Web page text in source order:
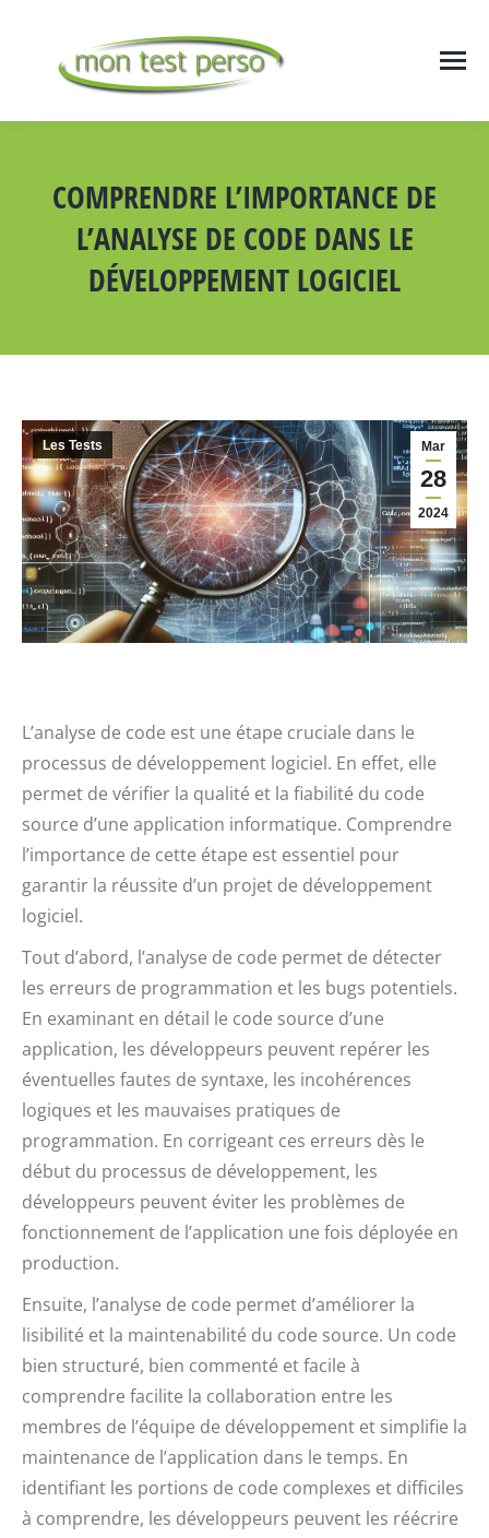
COMPRENDRE L’IMPORTANCE DE
L’ANALYSE DE CODE DANS LE
DÉVELOPPEMENT LOGICIEL
Mar
28
2024
Les Tests
L’analyse de code est une étape cruciale dans le
processus de développement logiciel. En effet, elle
permet de vérifier la qualité et la fiabilité du code
source d’une application informatique. Comprendre
l’importance de cette étape est essentiel pour
garantir la réussite d’un projet de développement
logiciel.
Tout d’abord, l’analyse de code permet de détecter
les erreurs de programmation et les bugs potentiels.
En examinant en détail le code source d’une
application, les développeurs peuvent repérer les
éventuelles fautes de syntaxe, les incohérences
logiques et les mauvaises pratiques de
programmation. En corrigeant ces erreurs dès le
début du processus de développement, les
développeurs peuvent éviter les problèmes de
fonctionnement de l’application une fois déployée en
production.
Ensuite, l’analyse de code permet d’améliorer la
lisibilité et la maintenabilité du code source. Un code
bien structuré, bien commenté et facile à
comprendre facilite la collaboration entre les
membres de l’équipe de développement et simplifie la
maintenance de l’application dans le temps. En
identifiant les portions de code complexes et difficiles
à comprendre, les développeurs peuvent les réécrire